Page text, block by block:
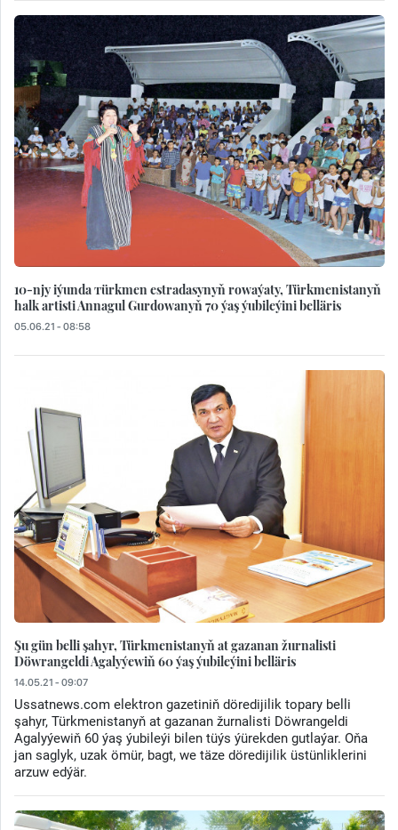
10-njy iýunda тürkmen estradasynyň rowaýaty, Türkmenistanyň
halk artisti Annagul Gurdowanyň 70 ýaş ýubileýini belläris
05.06.21 - 08:58
Şu gün belli şahyr, Türkmenistanyň at gazanan žurnalisti
Döwrangeldi Agalyýewiň 60 ýaş ýubileýini belläris
14.05.21 - 09:07
Ussatnews.com elektron gazetiniň döredijilik topary belli
şahyr, Türkmenistanyň at gazanan žurnalisti Döwrangeldi
Agalyýewiň 60 ýaş ýubileýi bilen tüýs ýürekden gutlaýar. Oňa
jan saglyk, uzak ömür, bagt, we täze döredijilik üstünliklerini
arzuw edýär.